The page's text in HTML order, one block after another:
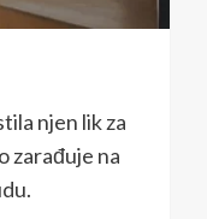
njen lik za
zarađuje na